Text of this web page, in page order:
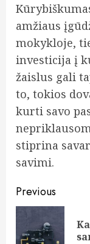
amžiaus
mokykloje,
investicija į
žaislus gali
to, tokios
kurti savo
stiprina
savimi.
Continue
Reading
Previous